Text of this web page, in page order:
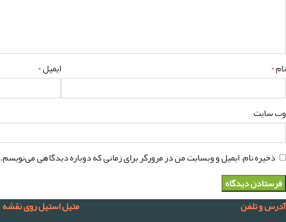
نام* ایمیل*
وب‌ سایت
ذخیره نام، ایمیل و وبسایت من در مرورگر برای زمانی که دوباره دیدگاهی می‌نویسم.
آدرس و تلفن متیل استیل روی نقشه